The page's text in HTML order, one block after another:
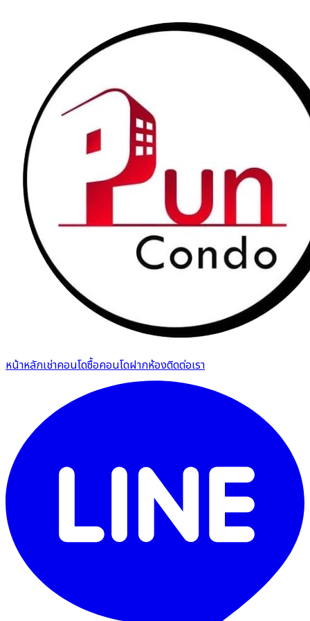
หน้าหลักเช่าคอนโดซื้อคอนโดฝากห้องติดต่อเรา